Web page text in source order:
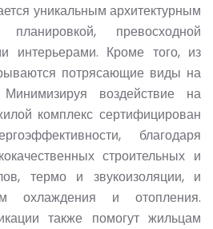
уникальным архитектурным
превосходной
интерьерами. Кроме того, из
потрясающие виды на
воздействие на
комплекс сертифицирован
благодаря
строительных и
термо и звукоизоляции, и
охлаждения и отопления.
также помогут жильцам